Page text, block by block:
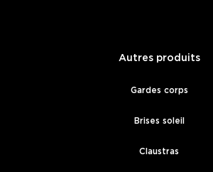
Autres produits
Gardes corps
Brises soleil
Claustras